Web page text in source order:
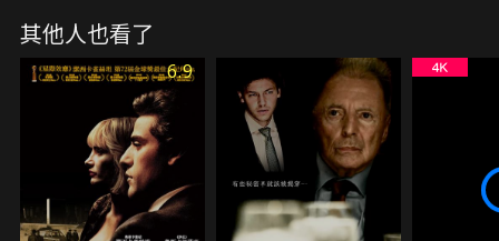
其他人也看了
6.9